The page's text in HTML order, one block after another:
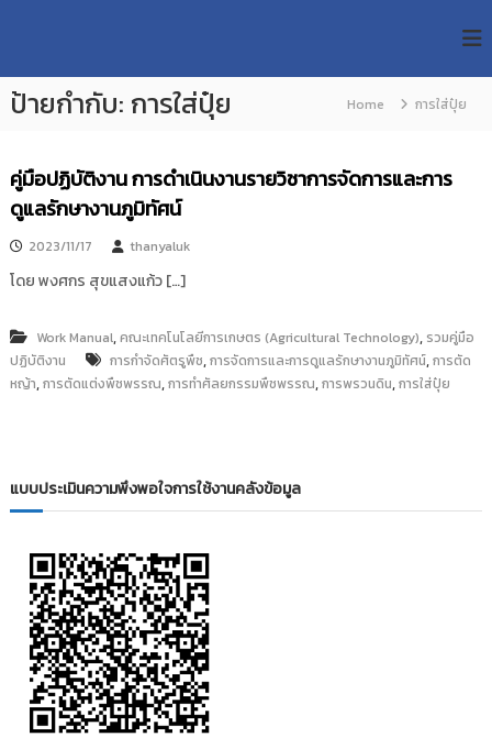
p
U
T
R
e
s
e
a
c
h
R
s
i
o
r
y
ค
ลั
ง
วิ
ท
ลั
ย
เ
ค
น
ล
ยี
ร
า
ล
ธั
ป้ายกำกับ: การใส่ปุ๋ย Home การใส่ปุ๋ย
คู่มือปฏิบัติงาน การดำเนินงานรายวิชาการจัดการและการ
ดูแลรักษางานภูมิทัศน์
2023/11/17 thanyaluk
โดย พงศกร สุขแสงแก้ว […]
Work Manual,คณะเทคโนโลยีการเกษตร (Agricultural Technology), รวมคู่มือ
ปฏิบัติงาน
การกำจัดศัตรูพืช,การจัดการและการดูแลรักษางานภูมิทัศน์,การตัด
หญ้า,การตัดแต่งพืชพรรณ,การทำศัลยกรรมพืชพรรณ,การพรวนดิน,การใส่ปุ๋ย
แบบประเมินความพึงพอใจการใช้งานคลังข้อมูล